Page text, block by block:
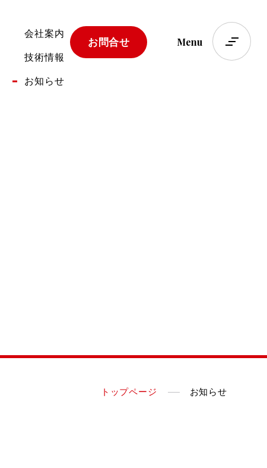
会社案内
技術情報
お知らせ
お問合せ Menu
トップページ お知らせ